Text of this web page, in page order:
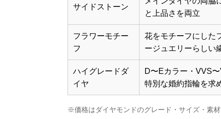
サイドストーン
と上品さを両立
フラワーモチー
フ
花をモチーフにした
ージュエリーらしい
ハイグレードダ
イヤ
D〜Eカラー・VVS
特別な婚約指輪を求
※価格はダイヤモンドのグレード・サイズ・素